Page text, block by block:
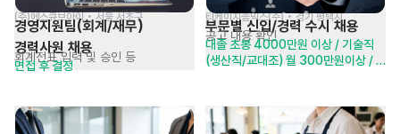
(주)에스큐브아이 • 서울 서초구
경영지원팀(회계/재무)
경력사원 채용
회계전표 입력 및 승인 등
면접 후 결정
티케이지솔믹스(주) • 경기 평택시
부문별 신입/경력 수시 채용
공고 내용 확인
대졸 초봉 4000만원 이상 / 기술직
(생산직/교대조) 월 300만원이상 /